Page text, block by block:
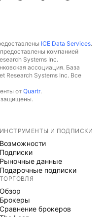
ICE Data Services.
компанией
Systems Inc.
ассоциация. База
Research Systems Inc. Все
от Quartr.
защищены.
ИНСТРУМЕНТЫ И ПОДПИСКИ
Возможности
Подписки
Рыночные данные
Подарочные подписки
ТОРГОВЛЯ
Обзор
Брокеры
Сравнение брокеров